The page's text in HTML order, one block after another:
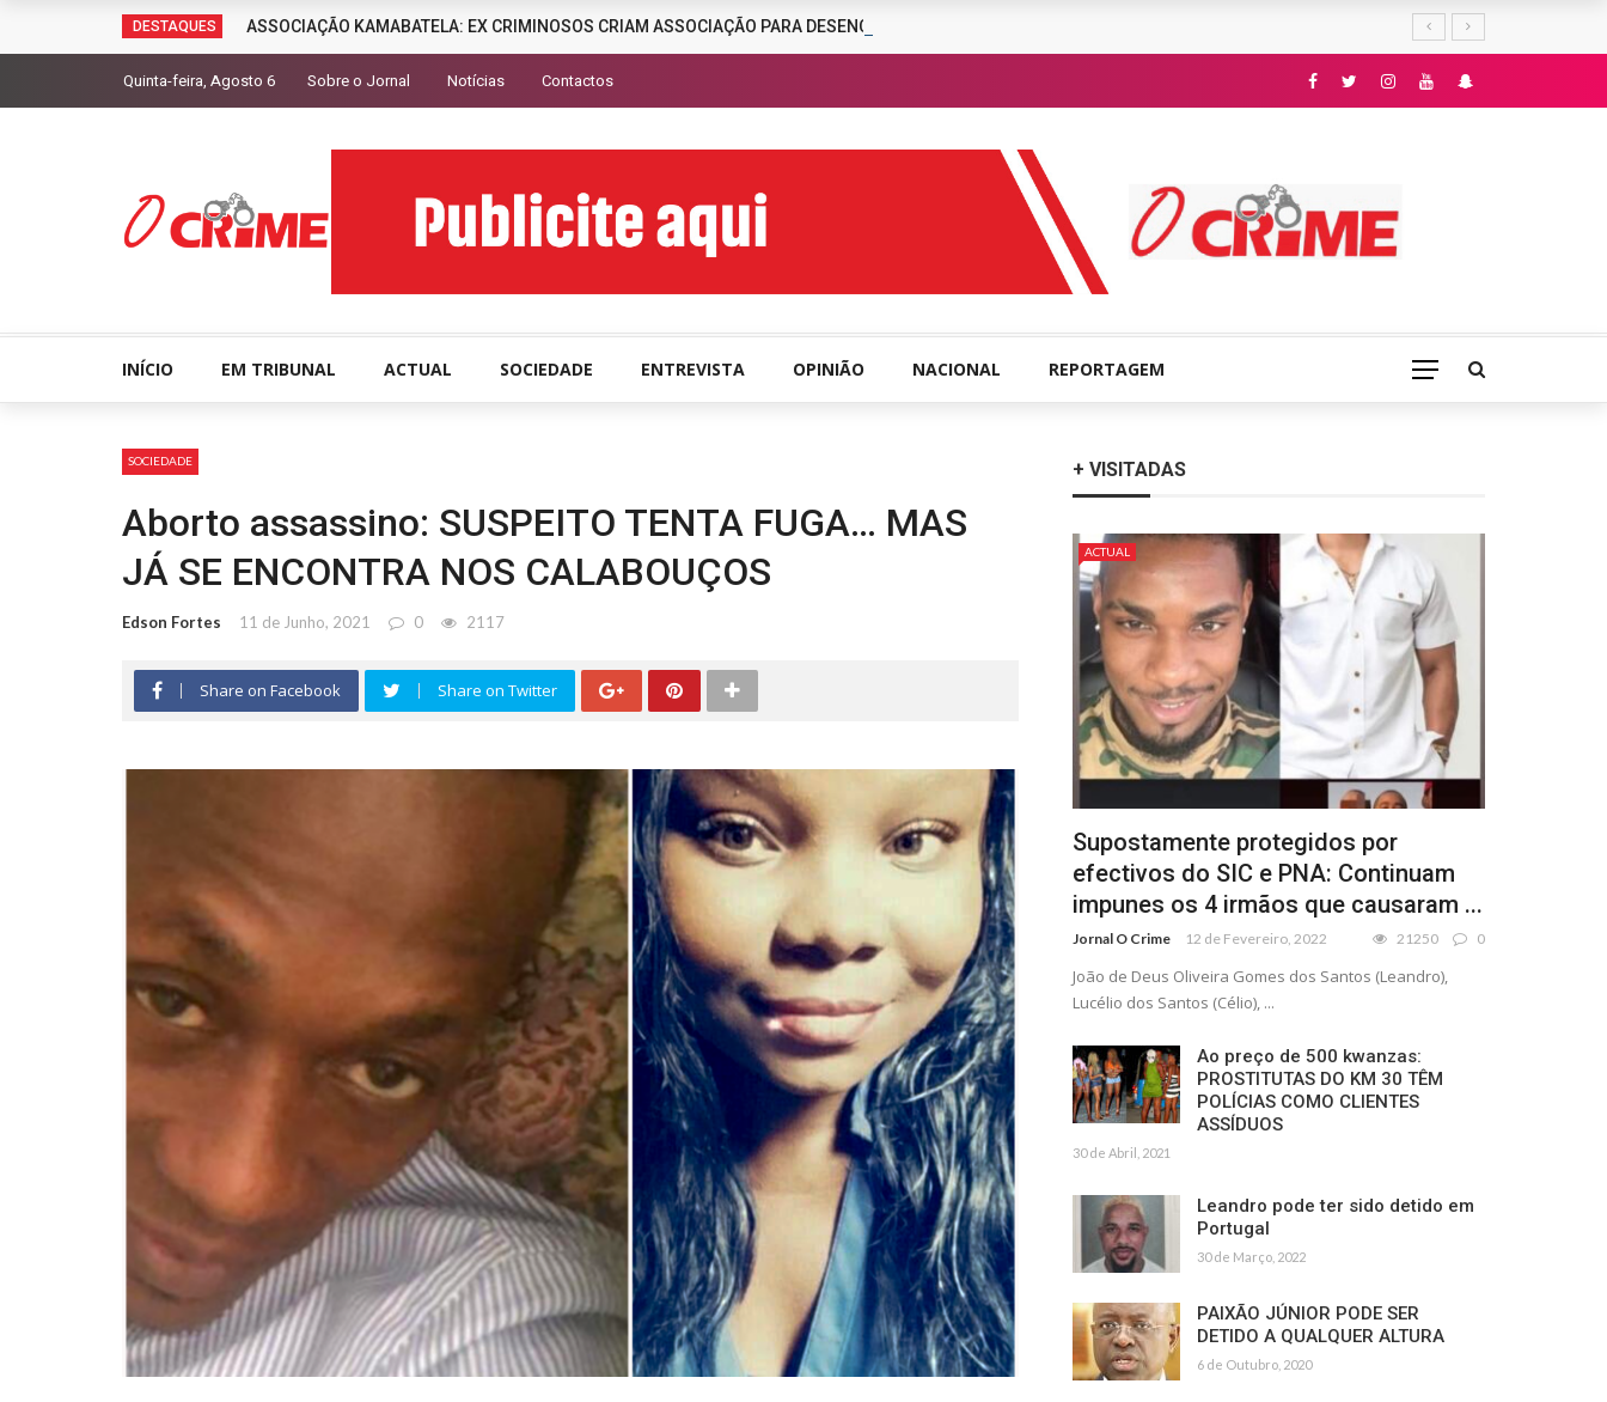
DESTAQUES ASSOCIAÇÃO KAMABATELA: EX CRIMINOSOS CRIAM ASSOCIAÇÃO PARA DESENCORAJAR A CRIMINALIDADE
Quinta-feira, Agosto 6 Sobre o Jornal Notícias Contactos
INÍCIO EM TRIBUNAL ACTUAL SOCIEDADE ENTREVISTA OPINIÃO NACIONAL REPORTAGEM
SOCIEDADE
Aborto assassino: SUSPEITO TENTA FUGA… MAS
JÁ SE ENCONTRA NOS CALABOUÇOS
Edson Fortes 11 de Junho, 2021 0 2117
Share on Facebook Share on Twitter
+ VISITADAS
ACTUAL
Supostamente protegidos por
efectivos do SIC e PNA: Continuam
impunes os 4 irmãos que causaram ...
Jornal O Crime 12 de Fevereiro, 2022 21250 0
João de Deus Oliveira Gomes dos Santos (Leandro),
Lucélio dos Santos (Célio), ...
Ao preço de 500 kwanzas:
PROSTITUTAS DO KM 30 TÊM
POLÍCIAS COMO CLIENTES
ASSÍDUOS
30 de Abril, 2021
Leandro pode ter sido detido em
Portugal
30 de Março, 2022
PAIXÃO JÚNIOR PODE SER
DETIDO A QUALQUER ALTURA
6 de Outubro, 2020